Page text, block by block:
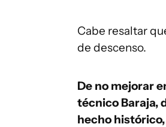
Cabe resaltar
de descenso.
De no mejorar
técnico Baraja,
hecho